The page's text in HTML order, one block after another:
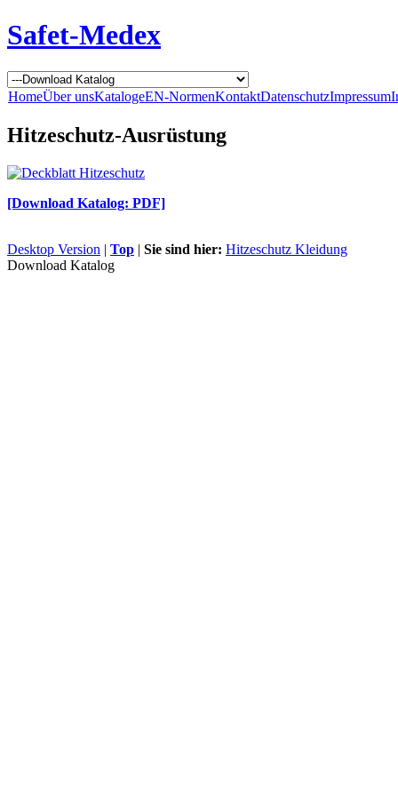
Safet-Medex
HomeÜber unsKatalogeEN-NormenKontaktDatenschutzImpressum
Hitzeschutz-Ausrüstung
[Download Katalog: PDF]
Desktop Version | Top | Sie sind hier: Hitzeschutz Kleidung
Download Katalog